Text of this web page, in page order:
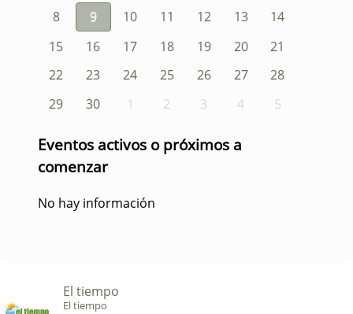
8
9 10 11 12 13
14
15
16 17 18 19 20
21
22
23 24 25 26 27
28
29
30 1 2 3 4 5
Eventos activos o próximos a
comenzar
No hay información
El tiempo
El tiempo